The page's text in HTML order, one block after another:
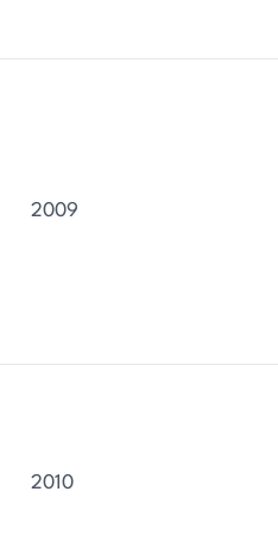
2009
2010